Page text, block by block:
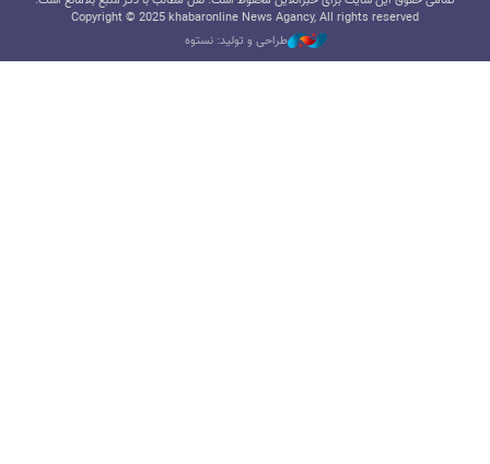
Copyright © 2025 khabaronline News Agancy, All rights reserved
طراحی و تولید: نستوه